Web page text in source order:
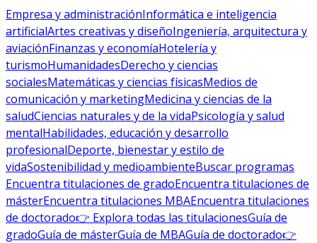
Empresa y administraciónInformática e inteligencia
artificialArtes creativas y diseñoIngeniería, arquitectura y
aviaciónFinanzas y economíaHotelería y
turismoHumanidadesDerecho y ciencias
socialesMatemáticas y ciencias físicasMedios de
comunicación y marketingMedicina y ciencias de la
saludCiencias naturales y de la vidaPsicología y salud
mentalHabilidades, educación y desarrollo
profesionalDeporte, bienestar y estilo de
vidaSostenibilidad y medioambienteBuscar programas
Encuentra titulaciones de gradoEncuentra titulaciones de
másterEncuentra titulaciones MBAEncuentra titulaciones
de doctorado👉 Explora todas las titulacionesGuía de
gradoGuía de másterGuía de MBAGuía de doctorado👉